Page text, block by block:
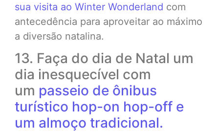
sua visita ao Winter Wonderland com
antecedência para aproveitar ao máximo
a diversão natalina.
13. Faça do dia de Natal um
dia inesquecível com
um passeio de ônibus
turístico hop-on hop-off e
um almoço tradicional.